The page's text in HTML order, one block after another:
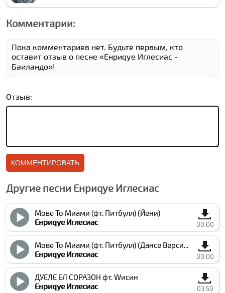
Комментарии:
Пока комментариев нет. Будьте первым, кто
оставит отзыв о песне «Енриqуе Иглесиас -
Баиландо»!
Отзыв:
Другие песни Енриqуе Иглесиас
Мове То Миами (фт. Питбулл) (Йени)
Енриqуе Иглесиас
00:00
Мове То Миами (фт. Питбулл) (Данcе Версион)
Енриqуе Иглесиас
00:00
ДУЕЛЕ ЕЛ CОРАЗОН фт. Wисин
Енриqуе Иглесиас
03:59